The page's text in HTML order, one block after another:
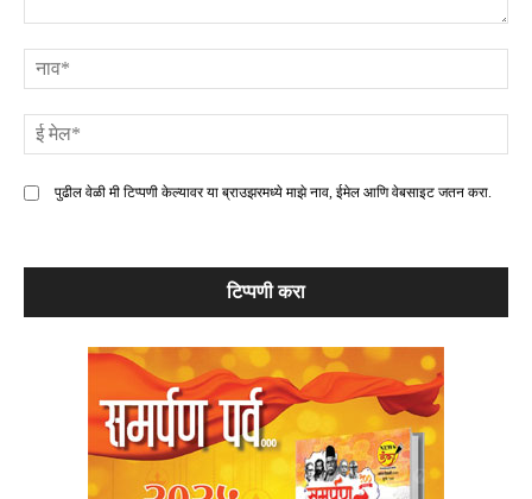
पुढील वेळी मी टिप्पणी केल्यावर या ब्राउझरमध्ये माझे नाव, ईमेल आणि वेबसाइट जतन करा.